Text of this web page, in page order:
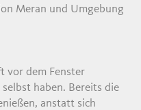
Meran und Umgebung
vor dem Fenster
haben. Bereits die
anstatt sich